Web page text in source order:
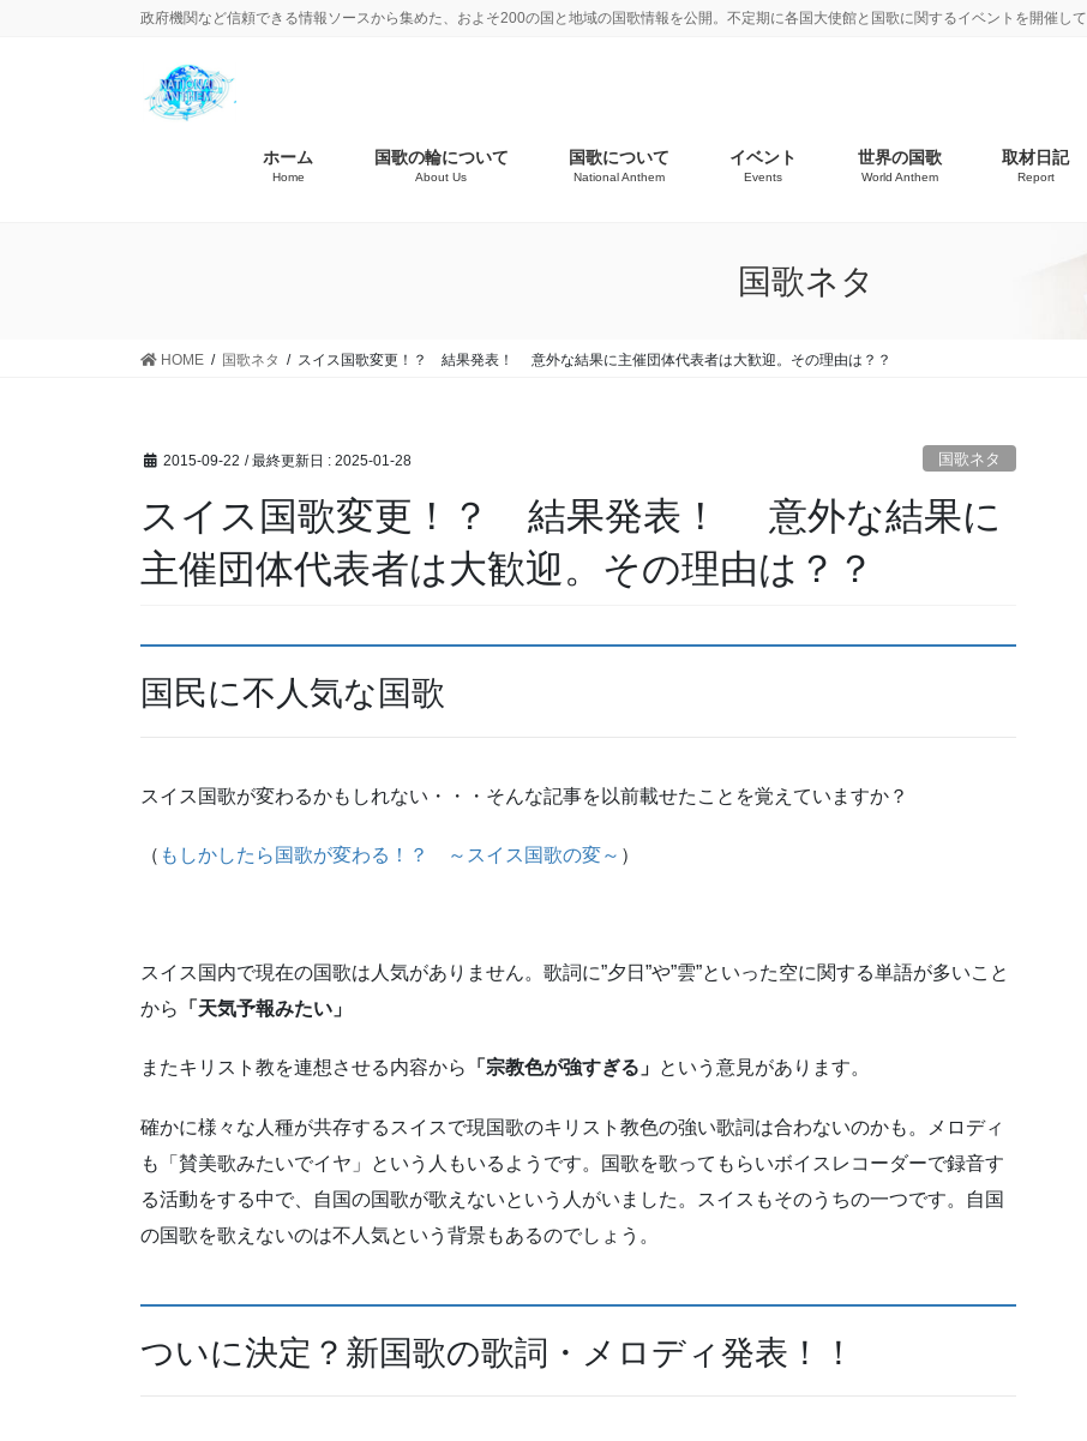
政府機関など信頼できる情報ソースから集めた、およそ200の国と地域の国歌情報を公開。不定期に各国大使館と国歌に関するイベントを開催して
ホーム
Home
国歌の輪について
About Us
国歌について
National Anthem
イベント
Events
世界の国歌
World Anthem
取材日記
Report
国歌ネタ
HOME 国歌ネタ スイス国歌変更！？ 結果発表！ 意外な結果に主催団体代表者は大歓迎。その理由は？？
2015-09-22 / 最終更新日 : 2025-01-28 国歌ネタ
スイス国歌変更！？ 結果発表！ 意外な結果に
主催団体代表者は大歓迎。その理由は？？
国民に不人気な国歌
スイス国歌が変わるかもしれない・・・そんな記事を以前載せたことを覚えていますか？
（ もしかしたら国歌が変わる！？ ～スイス国歌の変～ ）
スイス国内で現在の国歌は人気がありません。歌詞に”夕日”や”雲”といった空に関する単語が多いこと
から
「天気予報みたい」
またキリスト教を連想させる内容から 「宗教色が強すぎる」 という意見があります。
確かに様々な人種が共存するスイスで現国歌のキリスト教色の強い歌詞は合わないのかも。メロディ
も「賛美歌みたいでイヤ」という人もいるようです。国歌を歌ってもらいボイスレコーダーで録音す
る活動をする中で、自国の国歌が歌えないという人がいました。スイスもそのうちの一つです。自国
の国歌を歌えないのは不人気という背景もあるのでしょう。
ついに決定？新国歌の歌詞・メロディ発表！！